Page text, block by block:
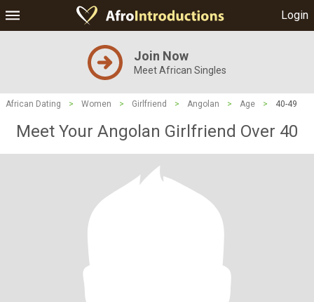
Login
Join Now
Meet African Singles
African Dating > Women > Girlfriend > Angolan > Age > 40-49
Meet Your Angolan Girlfriend Over 40